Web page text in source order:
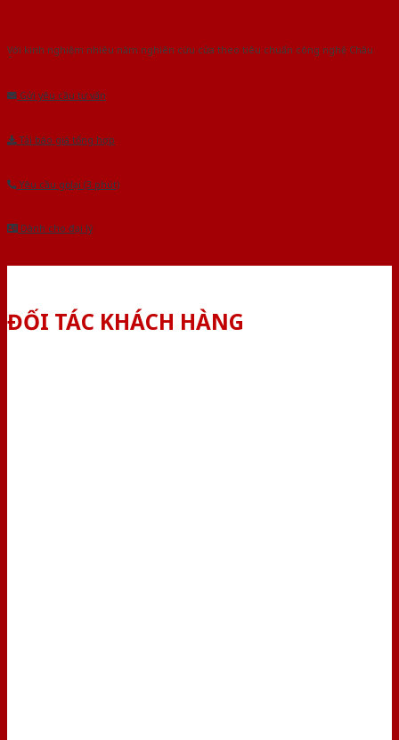
Với kinh nghiệm nhiêu năm nghiên cứu cửa theo tiêu chuẩn công nghệ Châu
Âu.Chúng tôi tự tin là nhà sản xuất & cung cấp hàng đầu tại Việt Nam!
Gửi yêu cầu tư vấn
Tải báo giá tổng hợp
Yêu cầu gọi lại (3 phút)
Dành cho đại lý
ĐỐI TÁC KHÁCH HÀNG